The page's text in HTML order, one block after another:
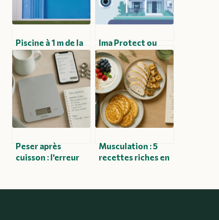
Piscine à 1 m de la
maison : ce qu’il
faut savoir avant
de se lancer
Ima Protect ou
Verisure :
comment choisir
la meilleure alarme
pour votre
sécurité
Peser après
cuisson : l’erreur
calorique
Musculation : 5
recettes riches en
pour optimiser